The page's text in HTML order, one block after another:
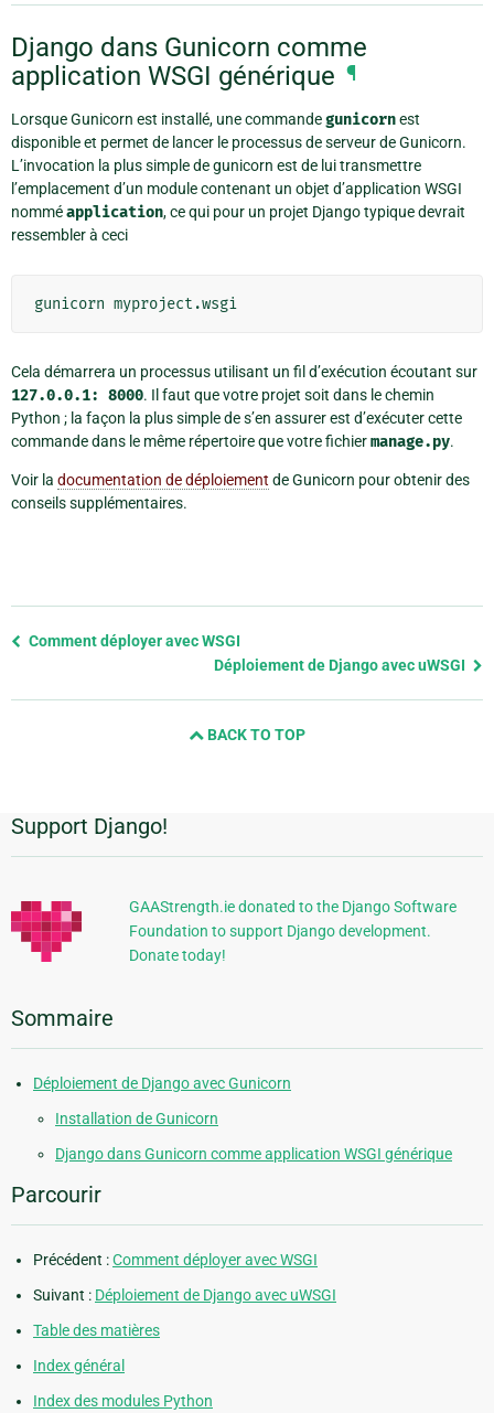
Django dans Gunicorn comme
application WSGI générique ¶
Lorsque Gunicorn est installé, une commandegunicornest
disponible et permet de lancer le processus de serveur de Gunicorn.
L’invocation la plus simple de gunicorn est de lui transmettre
l’emplacement d’un module contenant un objet d’application WSGI
nomméapplication, ce qui pour un projet Django typique devrait
ressembler à ceci
Cela démarrera un processus utilisant un fil d’exécution écoutant sur
127.0.0.1: 8000. Il faut que votre projet soit dans le chemin
Python ; la façon la plus simple de s’en assurer est d’exécuter cette
commande dans le même répertoire que votre fichiermanage.py.
Voir la documentation de déploiement de Gunicorn pour obtenir des
conseils supplémentaires.
Previous
Comment déployer avec WSGI
Déploiement de Django avec uWSGI
BACK TO TOP
Informations
supplémentaires
Support Django!
GAAStrength.ie donated to the Django Software
Foundation to support Django development.
Donate today!
Sommaire
Déploiement de Django avec Gunicorn
Installation de Gunicorn
Django dans Gunicorn comme application WSGI générique
Parcourir
Précédent :Comment déployer avec WSGI
Suivant : Déploiement de Django avec uWSGI
Table des matières
Index général
Index des modules Python